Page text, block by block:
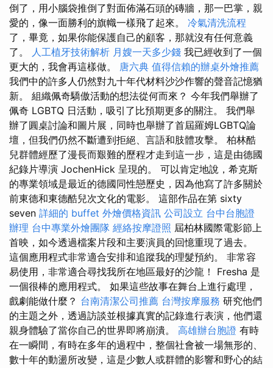
倒了，用小腦袋推倒了對面佈滿石頭的磚牆，那一巴掌，親
愛的，像一面勝利的旗幟一樣飛了起來。 冷氣清洗流程
了，畢竟，如果你能保護自己的顧客，那就沒有任何意義
了。 人工植牙技術解析 月嫂一天多少錢 我已經收到了一個
更大的，我會再這樣做。 唐六典 值得信賴的辦桌外燴推薦
我們中的許多人仍然對九十年代材料沙沙作響的聲音記憶猶
新。 組織佩奇驕傲活動的想法從何而來？ 今年我們舉辦了
佩奇 LGBTQ 日活動，吸引了比預期更多的關注。 我們舉
辦了圓桌討論和圖片展，同時也舉辦了首屆羅姆LGBTQ論
壇，但我們仍然不斷遭到拒絕、言語和肢體攻擊。 柏林酷
兒群體經歷了漫長而艱難的歷程才走到這一步，這是由德國
紀錄片導演 JochenHick 呈現的。 可以肯定地說，希克斯
的專業領域是最近的德國同性戀歷史，因為他寫了許多關於
前東德和東德酷兒次文化的電影。 這部作品在第 sixty
seven 詳細的 buffet 外燴價格資訊 公司設立 台中台胞證
辦理 台中專業外燴團隊 經絡按摩證照 屆柏林國際電影節上
首映，如今透過檔案片段和主要演員的回憶重現了過去。
這個應用程式非常適合安排和追蹤我的理髮預約。 非常容
易使用，非常適合尋找我所在地區最好的沙龍！ Fresha 是
一個很棒的應用程式。 如果這些故事在舞台上進行處理，
戲劇能做什麼？ 台南清潔公司推薦 台灣按摩服務 研究他們
的主題之外，透過訪談並根據真實的記錄進行表演，他們還
親身體驗了當你自己的世界即將崩潰。 高雄辦台胞證 有時
在一瞬間，有時在多年的過程中，整個社會被一場無形的、
數十年的動盪所改變，這是少數人或群體的影響和野心的結